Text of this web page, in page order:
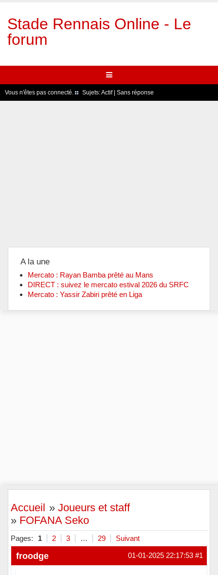
Stade Rennais Online - Le
forum
Vous n'êtes pas connecté. Sujets:Actif| Sans réponse
A la une
Mercato : Rayan Bamba prêté au Mans
DIRECT : suivez le mercato estival 2026 du SRFC
Mercato : Yassir Zabiri prêté en Liga
Accueil »Joueurs et staff
» FOFANA Seko
Pages: 1 2 3 … 29 Suivant
#1
01-01-2025 22:17:53
froodge